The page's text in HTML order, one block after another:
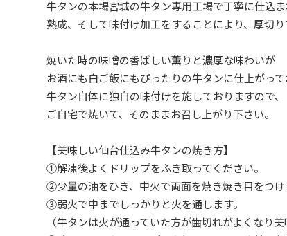
牛タンの本場宮城の牛タン専用工場で丁寧に仕込ま
熟成、そして味付け加工をすることにより、厚切
焼いた時の味噌の香ばしい薫りと濃厚な味わいが
お酒にも白ご飯にもぴったりの牛タンに仕上がって
牛タン自体に独自の味付けを施しておりますので、
ご自宅で焼いて、そのままお召し上がり下さい。
【美味しい仙台仕込み牛タンの焼き方】
①解凍後よくドリップをふき取ってください。
②少量の油をひき、中火で両面を焼き焼き目をつけ
③弱火で中までしっかりと火を通します。
（牛タンは火が通っていた方が歯切れがよくなり